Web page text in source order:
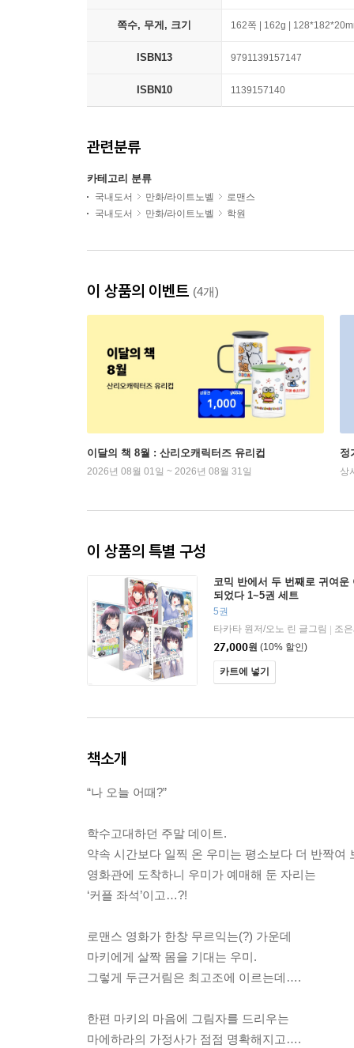
쪽수, 무게, 크기 162쪽 | 162g |
ISBN13 9791139157147
ISBN10 1139157140
관련분류
카테고리 분류
국내도서 만화/라이트노벨
로맨스
국내도서
만화/라이트노벨 학원
이 상품의 이벤트 (4개)
이달의 책 8월 : 산리오캐릭터즈 유리컵
2026년 08월 01일 ~ 2026년 08월 31일
정
상
이 상품의 특별 구성
코믹 반에서 두 번째로 귀여운
되었다 1~5권 세트
5권
타카타 원저/오노 린 글그림
조
27,000원 (10% 할인)
카트에 넣기
책소개
“나 오늘 어때?”
학수고대하던 주말 데이트.
약속 시간보다 일찍 온 우미는 평소보다 더 반짝여
영화관에 도착하니 우미가 예매해 둔 자리는
‘커플 좌석’이고…?!
로맨스 영화가 한창 무르익는(?) 가운데
마키에게 살짝 몸을 기대는 우미.
그렇게 두근거림은 최고조에 이르는데….
한편 마키의 마음에 그림자를 드리우는
마에하라의 가정사가 점점 명확해지고….